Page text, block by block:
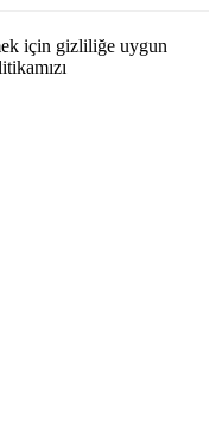
için gizliliğe uygun